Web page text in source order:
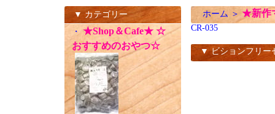
▼ カテゴリー
・ ★Shop＆Cafe★ ☆
おすすめのおやつ☆
ホーム ＞★新作
CR-035
▼ ビションフリー